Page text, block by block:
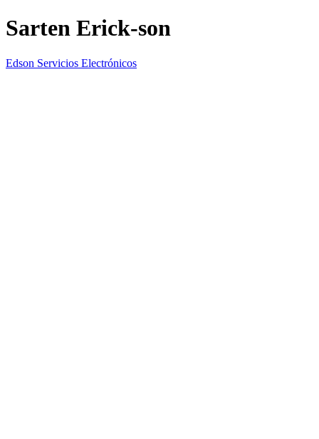
Sarten Erick-son
Edson Servicios Electrónicos